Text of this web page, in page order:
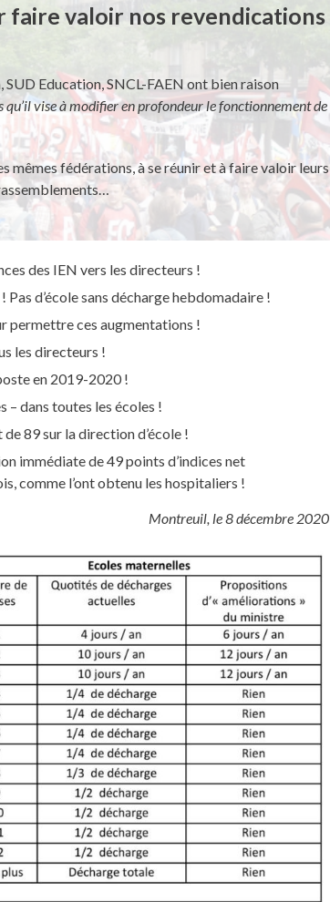
faire valoir nos revendications
SUD Education, SNCL-FAEN ont bien raison
vise à modifier en profondeur le fonctionnement de
mêmes fédérations, à se réunir et à faire valoir leurs
des IEN vers les directeurs !
d’école sans décharge hebdomadaire !
permettre ces augmentations !
les directeurs !
en 2019-2020 !
– dans toutes les écoles !
89 sur la direction d’école !
immédiate de 49 points d’indices net
comme l’ont obtenu les hospitaliers !
Montreuil, le 8 décembre 2020